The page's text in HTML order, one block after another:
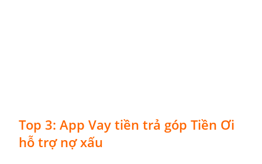
Top 3: App Vay tiền trả góp Tiền Ơi
hỗ trợ nợ xấu